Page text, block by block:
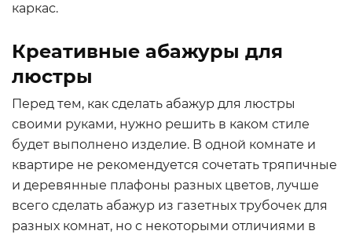
каркас.
Креативные абажуры для
люстры
Перед тем, как сделать абажур для люстры
своими руками, нужно решить в каком стиле
будет выполнено изделие. В одной комнате и
квартире не рекомендуется сочетать тряпичные
и деревянные плафоны разных цветов, лучше
всего сделать абажур из газетных трубочек для
разных комнат, но с некоторыми отличиями в